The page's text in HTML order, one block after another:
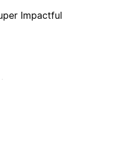
Impactful